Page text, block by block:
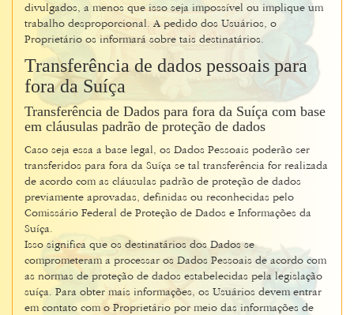
divulgados, a menos que isso seja impossível ou implique um
trabalho desproporcional. A pedido dos Usuários, o
Proprietário os informará sobre tais destinatários.
Transferência de dados pessoais para
fora da Suíça
Transferência de Dados para fora da Suíça com base
em cláusulas padrão de proteção de dados
Caso seja essa a base legal, os Dados Pessoais poderão ser
transferidos para fora da Suíça se tal transferência for realizada
de acordo com as cláusulas padrão de proteção de dados
previamente aprovadas, definidas ou reconhecidas pelo
Comissário Federal de Proteção de Dados e Informações da
Suíça.
Isso significa que os destinatários dos Dados se
comprometeram a processar os Dados Pessoais de acordo com
as normas de proteção de dados estabelecidas pela legislação
suíça. Para obter mais informações, os Usuários devem entrar
em contato com o Proprietário por meio das informações de